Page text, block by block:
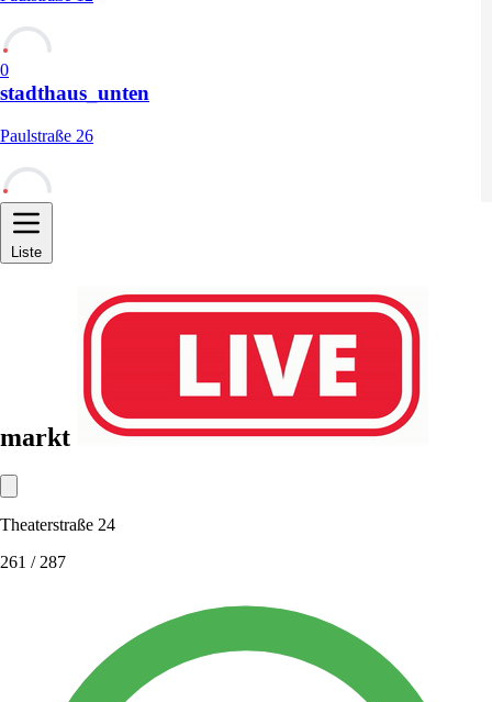
0
stadthaus_unten
Paulstraße 26
0
Liste
markt
Theaterstraße 24
261 / 287